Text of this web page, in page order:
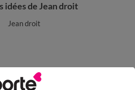
idées de Jean droit
Jean droit
sécurisé
en plusieurs fois